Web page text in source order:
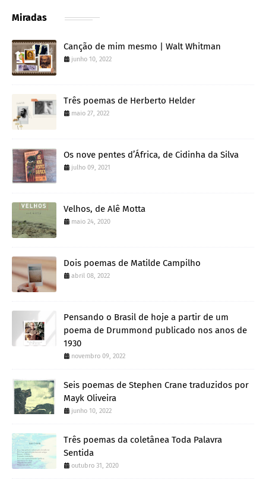
Miradas
Canção de mim mesmo | Walt Whitman
junho 10, 2022
Três poemas de Herberto Helder
maio 27, 2022
Os nove pentes d’África, de Cidinha da Silva
julho 09, 2021
Velhos, de Alê Motta
maio 24, 2020
Dois poemas de Matilde Campilho
abril 08, 2022
Pensando o Brasil de hoje a partir de um
poema de Drummond publicado nos anos de
1930
novembro 09, 2022
Seis poemas de Stephen Crane traduzidos por
Mayk Oliveira
junho 10, 2022
Três poemas da coletânea Toda Palavra
Sentida
outubro 31, 2020